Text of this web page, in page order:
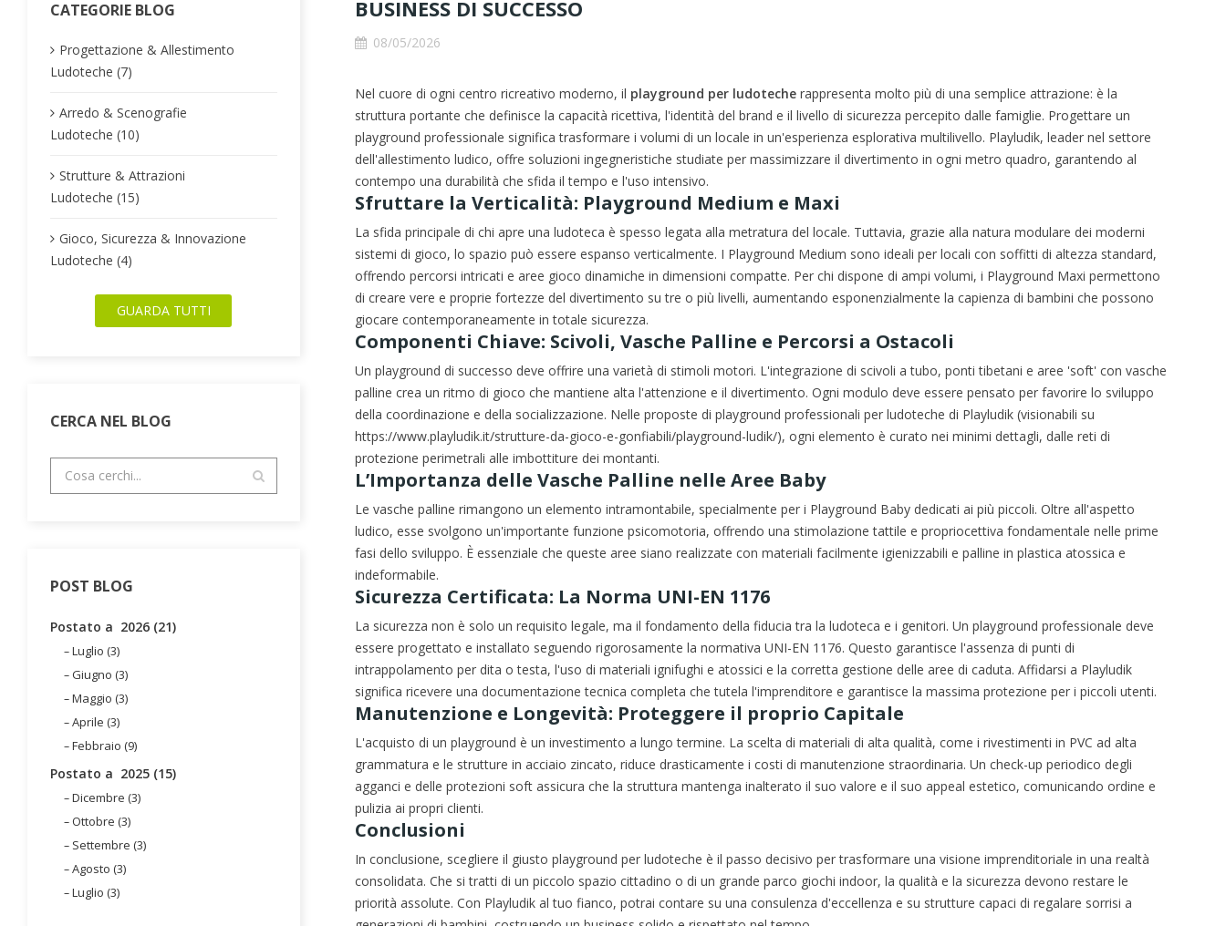
CATEGORIE BLOG
Progettazione & Allestimento
Ludoteche (7)
Arredo & Scenografie
Ludoteche (10)
Strutture & Attrazioni
Ludoteche (15)
Gioco, Sicurezza & Innovazione
Ludoteche (4)
GUARDA TUTTI
CERCA NEL BLOG
POST BLOG
Postato a 2026 (21)
Luglio (3)
Giugno (3)
Maggio (3)
Aprile (3)
Febbraio (9)
Postato a 2025 (15)
Dicembre (3)
Ottobre (3)
Settembre (3)
Agosto (3)
Luglio (3)
BUSINESS DI SUCCESSO
08/05/2026
Nel cuore di ogni centro ricreativo moderno, il playground per ludotecherappresenta molto più di una semplice attrazione: è la
struttura portante che definisce la capacità ricettiva, l'identità del brand e il livello di sicurezza percepito dalle famiglie. Progettare un
playground professionale significa trasformare i volumi di un locale in un'esperienza esplorativa multilivello. Playludik, leader nel settore
dell'allestimento ludico, offre soluzioni ingegneristiche studiate per massimizzare il divertimento in ogni metro quadro, garantendo al
contempo una durabilità che sfida il tempo e l'uso intensivo.
Sfruttare la Verticalità: Playground Medium e Maxi
La sfida principale di chi apre una ludoteca è spesso legata alla metratura del locale. Tuttavia, grazie alla natura modulare dei moderni
sistemi di gioco, lo spazio può essere espanso verticalmente. I Playground Medium sono ideali per locali con soffitti di altezza standard,
offrendo percorsi intricati e aree gioco dinamiche in dimensioni compatte. Per chi dispone di ampi volumi, i Playground Maxi permettono
di creare vere e proprie fortezze del divertimento su tre o più livelli, aumentando esponenzialmente la capienza di bambini che possono
giocare contemporaneamente in totale sicurezza.
Componenti Chiave: Scivoli, Vasche Palline e Percorsi a Ostacoli
Un playground di successo deve offrire una varietà di stimoli motori. L'integrazione di scivoli a tubo, ponti tibetani e aree 'soft' con vasche
palline crea un ritmo di gioco che mantiene alta l'attenzione e il divertimento. Ogni modulo deve essere pensato per favorire lo sviluppo
della coordinazione e della socializzazione. Nelle proposte di playground professionali per ludoteche di Playludik (visionabili su
https://www.playludik.it/strutture-da-gioco-e-gonfiabili/playground-ludik/), ogni elemento è curato nei minimi dettagli, dalle reti di
protezione perimetrali alle imbottiture dei montanti.
L’Importanza delle Vasche Palline nelle Aree Baby
Le vasche palline rimangono un elemento intramontabile, specialmente per i Playground Baby dedicati ai più piccoli. Oltre all'aspetto
ludico, esse svolgono un'importante funzione psicomotoria, offrendo una stimolazione tattile e propriocettiva fondamentale nelle prime
fasi dello sviluppo. È essenziale che queste aree siano realizzate con materiali facilmente igienizzabili e palline in plastica atossica e
indeformabile.
Sicurezza Certificata: La Norma UNI-EN 1176
La sicurezza non è solo un requisito legale, ma il fondamento della fiducia tra la ludoteca e i genitori. Un playground professionale deve
essere progettato e installato seguendo rigorosamente la normativa UNI-EN 1176. Questo garantisce l'assenza di punti di
intrappolamento per dita o testa, l'uso di materiali ignifughi e atossici e la corretta gestione delle aree di caduta. Affidarsi a Playludik
significa ricevere una documentazione tecnica completa che tutela l'imprenditore e garantisce la massima protezione per i piccoli utenti.
Manutenzione e Longevità: Proteggere il proprio Capitale
L'acquisto di un playground è un investimento a lungo termine. La scelta di materiali di alta qualità, come i rivestimenti in PVC ad alta
grammatura e le strutture in acciaio zincato, riduce drasticamente i costi di manutenzione straordinaria. Un check-up periodico degli
agganci e delle protezioni soft assicura che la struttura mantenga inalterato il suo valore e il suo appeal estetico, comunicando ordine e
pulizia ai propri clienti.
Conclusioni
In conclusione, scegliere il giusto playground per ludoteche è il passo decisivo per trasformare una visione imprenditoriale in una realtà
consolidata. Che si tratti di un piccolo spazio cittadino o di un grande parco giochi indoor, la qualità e la sicurezza devono restare le
priorità assolute. Con Playludik al tuo fianco, potrai contare su una consulenza d'eccellenza e su strutture capaci di regalare sorrisi a